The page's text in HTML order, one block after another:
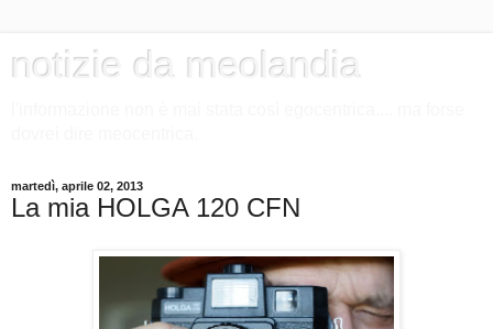
notizie da meolandia
martedì, aprile 02, 2013
La mia HOLGA 120 CFN